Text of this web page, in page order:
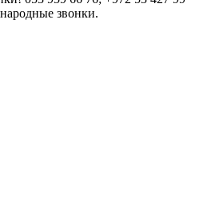
звонки.